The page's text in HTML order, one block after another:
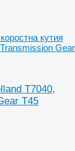
кутия
Gear
T7040,
T45